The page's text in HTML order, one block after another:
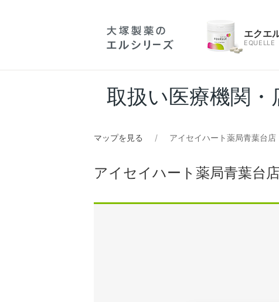
エクエ
EQUELLE
取扱い医療機関・
マップを見る アイセイハート薬局青葉台店
アイセイハート薬局青葉台店